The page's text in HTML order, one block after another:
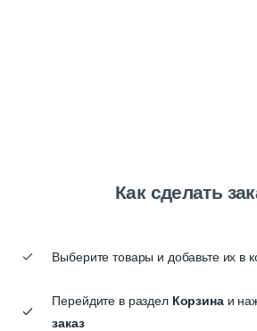
Как сделать
Выберите товары и добавьте их в
Перейдите в раздел Корзинаи
заказ